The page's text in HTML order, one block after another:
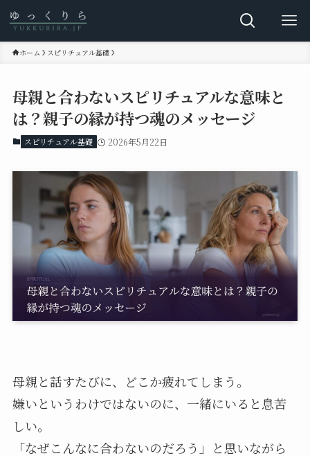
ホーム スピリチュアル基礎
母親と合わないスピリチュアルな意味と
は？親子の縁が持つ魂のメッセージ
スピリチュアル基礎 2026年5月22日
母親と話すたびに、どこか疲れてしまう。
嫌いというわけではないのに、一緒にいると息苦
しい。
「なぜこんなに合わないのだろう」と思いながら